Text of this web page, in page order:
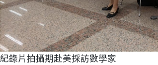
紀錄片拍攝期赴美採訪數學家